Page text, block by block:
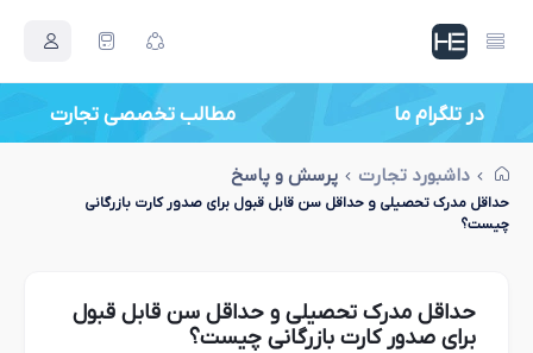
در تلگرام ما
داشبورد تجارت پرسش و پاسخ
حداقل مدرک تحصیلی و حداقل سن قابل قبول برای صدور کارت بازرگانی
چیست؟
حداقل مدرک تحصیلی و حداقل سن قابل قبول
برای صدور کارت بازرگانی چیست؟